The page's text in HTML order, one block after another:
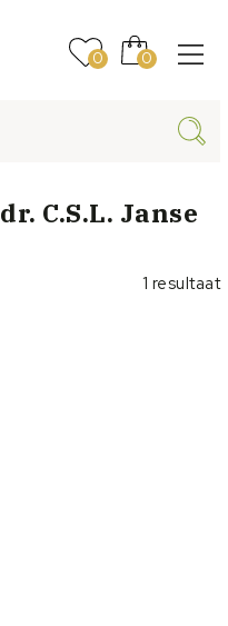
0 0
dr. C.S.L. Janse
1 resultaat